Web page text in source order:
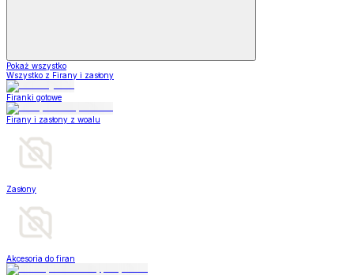
Pokaż wszystko
Wszystko z Firany i zasłony
Firanki gotowe
Firany i zasłony z woalu
Zasłony
Akcesoria do firan